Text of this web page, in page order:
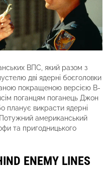
ВПС, який разом з
дві ядерні боєголовки
покращеною версією B-
поганцям поганець Джон
планує викрасти ядерні
Потужний американський
та пригодницького
ENEMY LINES